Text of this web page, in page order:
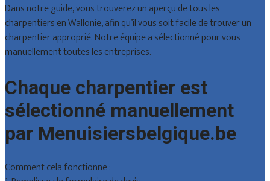
Dans notre guide, vous trouverez un aperçu de tous les
charpentiers en Wallonie, afin qu’il vous soit facile de trouver un
charpentier approprié. Notre équipe a sélectionné pour vous
manuellement toutes les entreprises.
Chaque charpentier est
sélectionné manuellement
par Menuisiersbelgique.be
Comment cela fonctionne :